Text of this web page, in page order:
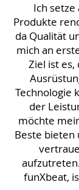
Ich
Produkte
da Qualität
mich an
Ziel ist
Technologie
der
möchte
Beste bieten
funXbeat,